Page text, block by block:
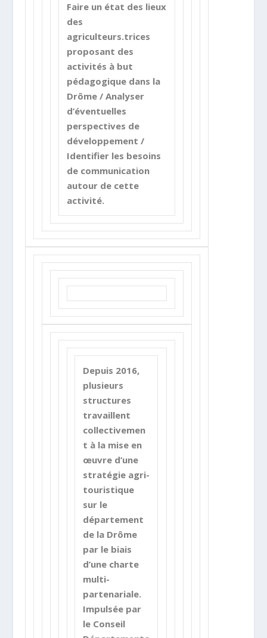
Faire un état des lieux
des
agriculteurs.trices
proposant des
activités à but
pédagogique dans la
Drôme / Analyser
d’éventuelles
perspectives de
développement /
Identifier les besoins
de communication
autour de cette
activité.
Depuis 2016,
plusieurs
structures
travaillent
collectivemen
t à la mise en
œuvre d’une
stratégie agri-
touristique
sur le
département
de la Drôme
par le biais
d’une charte
multi-
partenariale.
Impulsée par
le Conseil